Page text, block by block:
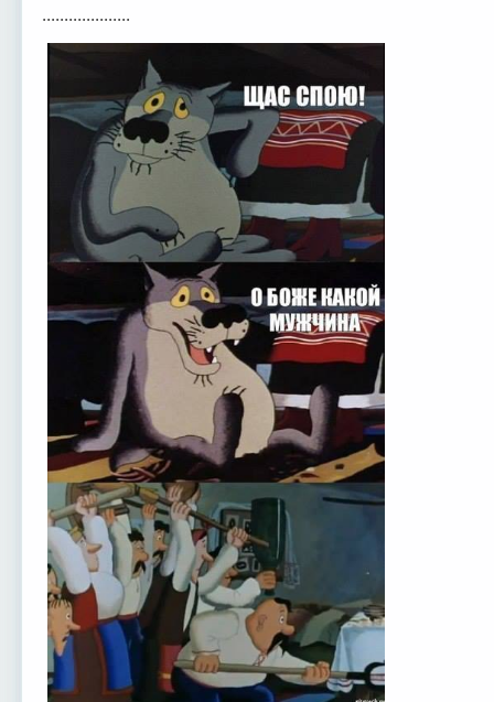
....................